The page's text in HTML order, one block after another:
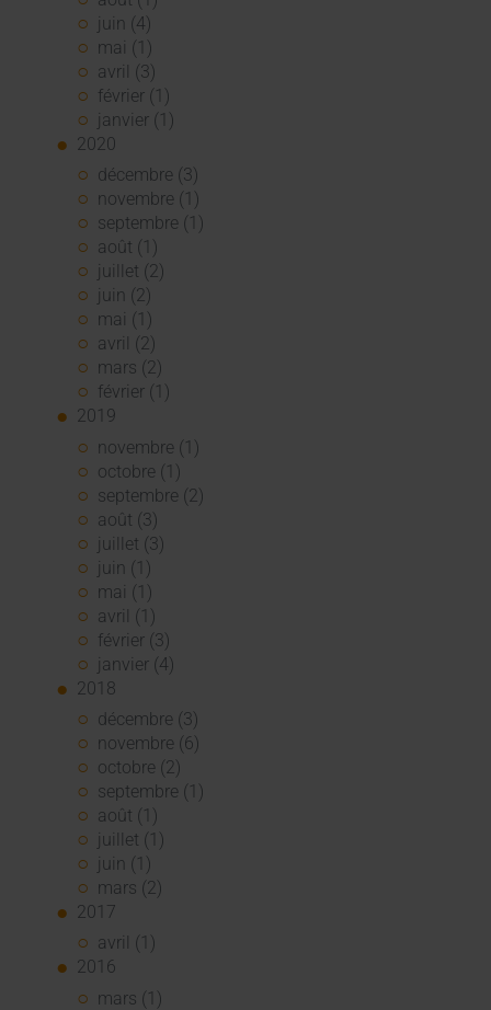
juin (4)
mai (1)
avril (3)
février (1)
janvier (1)
2020
décembre (3)
novembre (1)
septembre (1)
août (1)
juillet (2)
juin (2)
mai (1)
avril (2)
mars (2)
février (1)
2019
novembre (1)
octobre (1)
septembre (2)
août (3)
juillet (3)
juin (1)
mai (1)
avril (1)
février (3)
janvier (4)
2018
décembre (3)
novembre (6)
octobre (2)
septembre (1)
août (1)
juillet (1)
juin (1)
mars (2)
2017
avril (1)
2016
mars (1)